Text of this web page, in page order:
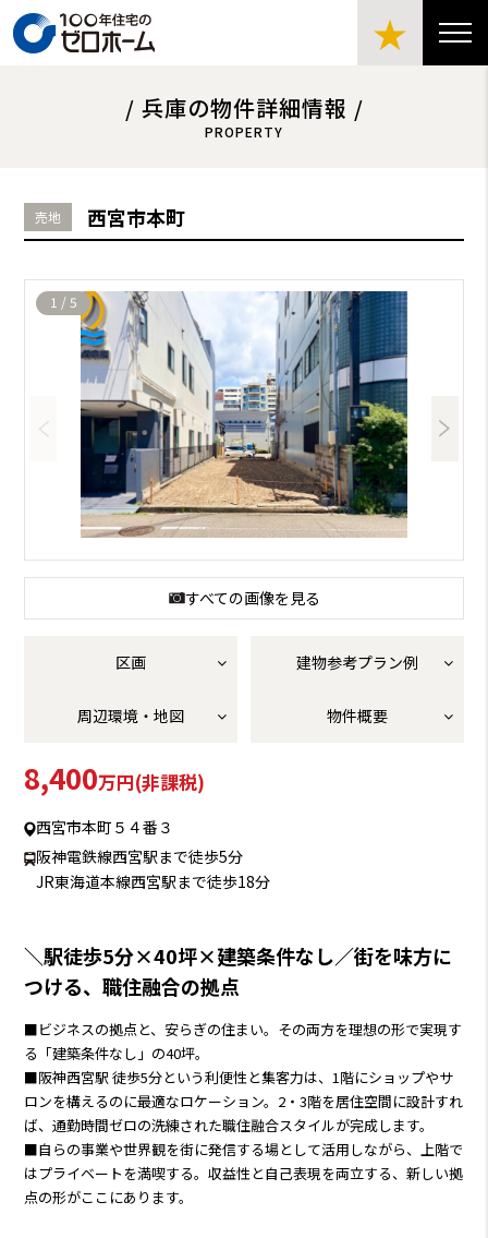
★
/ 兵庫の物件詳細情報 /
PROPERTY
売地 西宮市本町
1 /5
すべての画像を見る
区画 建物参考プラン例
周辺環境・地図 物件概要
8,400万円(非課税)
西宮市本町５４番３
阪神電鉄線西宮駅まで徒歩5分
JR東海道本線西宮駅まで徒歩18分
＼駅徒歩5分×40坪×建築条件なし／街を味方に
つける、職住融合の拠点
■ビジネスの拠点と、安らぎの住まい。その両方を理想の形で実現す
る「建築条件なし」の40坪。
■阪神西宮駅 徒歩5分という利便性と集客力は、1階にショップやサ
ロンを構えるのに最適なロケーション。2・3階を居住空間に設計すれ
ば、通勤時間ゼロの洗練された職住融合スタイルが完成します。
■自らの事業や世界観を街に発信する場として活用しながら、上階で
はプライベートを満喫する。収益性と自己表現を両立する、新しい拠
点の形がここにあります。